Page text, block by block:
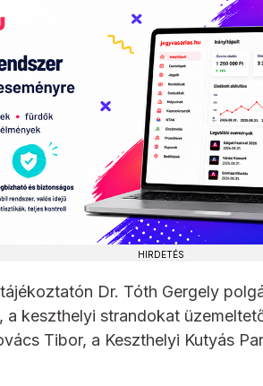
HIRDETÉS
Dr. Tóth Gergely
a keszthelyi strandokat
Tibor, a Keszthelyi Kutyás